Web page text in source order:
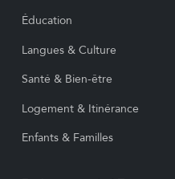
Éducation
Langues & Culture
Santé & Bien-être
Logement & Itinérance
Enfants & Familles